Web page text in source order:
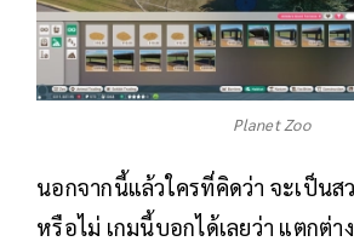
Planet Zoo
นอกจากนี้แล้วใครที่คิดว่า จะเป็นส
หรือไม่ เกมนี้บอกได้เลยว่า แตกต่า